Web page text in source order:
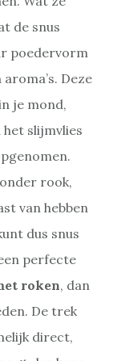
de snus
poedervorm
Deze
je mond,
het slijmvlies
rook,
van hebben
dus snus
perfecte
roken, dan
De trek
direct,